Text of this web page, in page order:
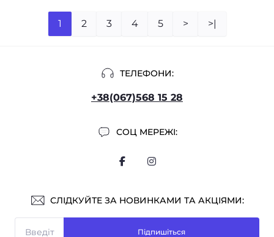
1 2 3 4 5 > >|
ТЕЛЕФОНИ:
+38(067)568 15 28
СОЦ МЕРЕЖІ:
СЛІДКУЙТЕ ЗА НОВИНКАМИ ТА АКЦІЯМИ:
Підпишіться